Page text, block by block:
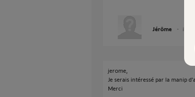
Jérôme il y a
jerome,
Je serais intéressé par la manip
Merci